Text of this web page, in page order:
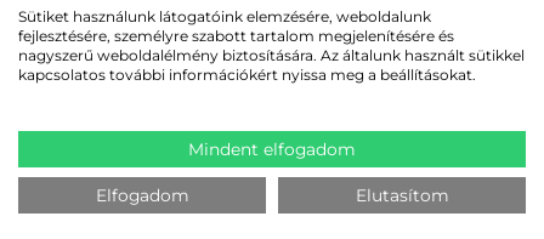
Grafikai
részletesség
Magas, fotóminőség Közepes, raszteres
Kellékanyag
Tintapatron és
papír/szintetikus
Termál papír vagy
festékszalag
FELHASZNÁLÁSI PÉLDÁK – IPARÁG-
SPECIFIKUS ALKALMAZÁSOK
Sütiket használunk látogatóink elemzésére, weboldalunk
fejlesztésére, személyre szabott tartalom megjelenítésére és
nagyszerű weboldalélmény biztosítására. Az általunk használt sütikkel
kapcsolatos további információkért nyissa meg a beállításokat.
Mindent elfogadom
Elfogadom Elutasítom